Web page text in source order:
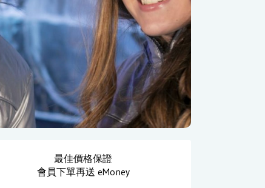
最佳價格保證
會員下單再送 eMoney